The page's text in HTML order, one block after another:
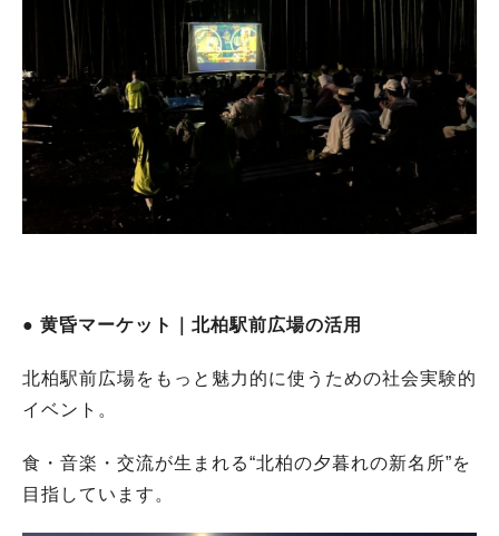
● 黄昏マーケット｜北柏駅前広場の活用
北柏駅前広場をもっと魅力的に使うための社会実験的
イベント。
食・音楽・交流が生まれる“北柏の夕暮れの新名所”を
目指しています。